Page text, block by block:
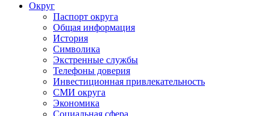
Округ
Паспорт округа
Общая информация
История
Символика
Экстренные службы
Телефоны доверия
Инвестиционная привлекательность
СМИ округа
Экономика